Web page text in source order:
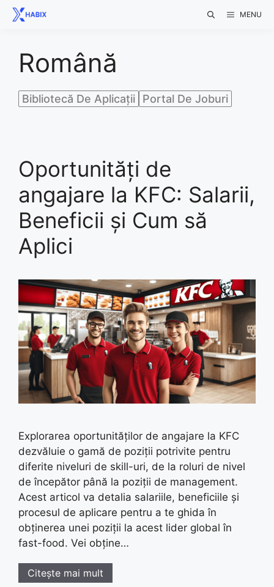
Skip
MENU
Română
Bibliotecă De Aplicații Portal De Joburi
Oportunități de
angajare la KFC: Salarii,
Beneficii și Cum să
Aplici
Explorarea oportunităților de angajare la KFC
dezvăluie o gamă de poziții potrivite pentru
diferite niveluri de skill-uri, de la roluri de nivel
de începător până la poziții de management.
Acest articol va detalia salariile, beneficiile și
procesul de aplicare pentru a te ghida în
obținerea unei poziții la acest lider global în
fast-food. Vei obține…
Citește mai mult